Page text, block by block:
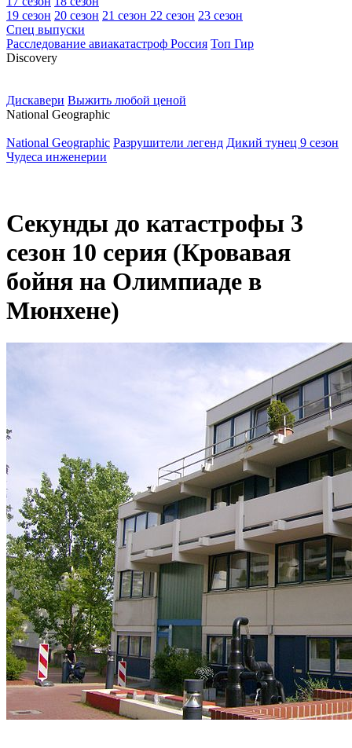
19 сезон 20 сезон 21 сезон 22 сезон 23 сезон
Спец выпуски
Расследование авиакатастроф Россия Топ Гир
Discovery
Дискавери Выжить любой ценой
National Geographic
National Geographic Разрушители легенд Дикий тунец 9 сезон
Чудеса инженерии
Секунды до катастрофы 3
сезон 10 серия (Кровавая
бойня на Олимпиаде в
Мюнхене)